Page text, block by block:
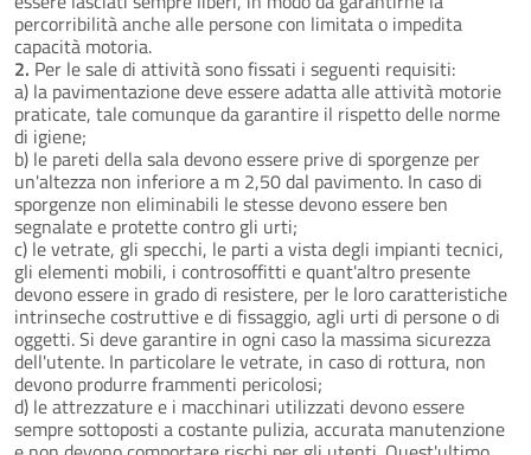
percorribilità anche alle persone con limitata o impedita
capacità motoria.
2. Per le sale di attività sono fissati i seguenti requisiti:
a) la pavimentazione deve essere adatta alle attività motorie
praticate, tale comunque da garantire il rispetto delle norme
di igiene;
b) le pareti della sala devono essere prive di sporgenze per
un'altezza non inferiore a m 2,50 dal pavimento. In caso di
sporgenze non eliminabili le stesse devono essere ben
segnalate e protette contro gli urti;
c) le vetrate, gli specchi, le parti a vista degli impianti tecnici,
gli elementi mobili, i controsoffitti e quant'altro presente
devono essere in grado di resistere, per le loro caratteristiche
intrinseche costruttive e di fissaggio, agli urti di persone o di
oggetti. Si deve garantire in ogni caso la massima sicurezza
dell'utente. In particolare le vetrate, in caso di rottura, non
devono produrre frammenti pericolosi;
d) le attrezzature e i macchinari utilizzati devono essere
sempre sottoposti a costante pulizia, accurata manutenzione